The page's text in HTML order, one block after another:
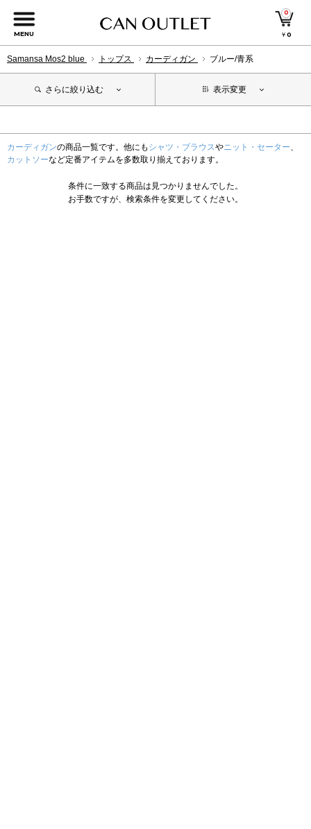
MENU
0
￥0
Samansa Mos2 blue トップス カーディガン ブルー/青系
さらに絞り込む 表示変更
カーディガンの商品一覧です。他にも シャツ・ブラウスやニット・セーター、
カットソーなど定番アイテムを多数取り揃えております。
条件に一致する商品は見つかりませんでした。
お手数ですが、検索条件を変更してください。